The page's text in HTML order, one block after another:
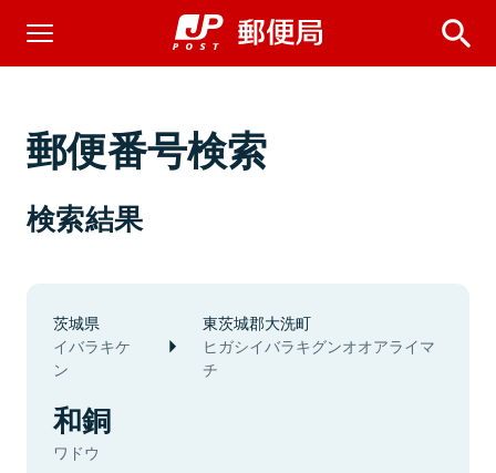
郵便番号検索
検索結果
茨城県
イバラキケ
ン
東茨城郡大洗町
ヒガシイバラキグンオオアライマ
チ
和銅
ワドウ